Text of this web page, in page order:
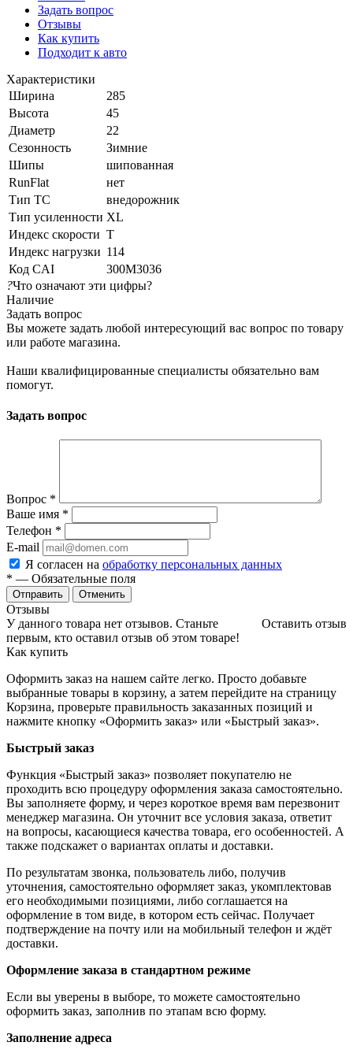
Задать вопрос
Отзывы
Как купить
Подходит к авто
Характеристики
Ширина
285
Высота
45
Диаметр
22
Сезонность
Зимние
Шипы
шипованная
RunFlat
нет
Тип ТС
внедорожник
Тип усиленности XL
Индекс скорости T
Индекс нагрузки 114
Код CAI
300M3036
?Что означают эти цифры?
Наличие
Задать вопрос
Вы можете задать любой интересующий вас вопрос по товару
или работе магазина.
Наши квалифицированные специалисты обязательно вам
помогут.
Задать вопрос
Вопрос *
Ваше имя *
Телефон *
E-mail
Я согласен на обработку персональных данных
* — Обязательные поля
Отменить
Отзывы
Оставить отзыв
У данного товара нет отзывов. Станьте
первым, кто оставил отзыв об этом товаре!
Как купить
Оформить заказ на нашем сайте легко. Просто добавьте
выбранные товары в корзину, а затем перейдите на страницу
Корзина, проверьте правильность заказанных позиций и
нажмите кнопку «Оформить заказ» или «Быстрый заказ».
Быстрый заказ
Функция «Быстрый заказ» позволяет покупателю не
проходить всю процедуру оформления заказа самостоятельно.
Вы заполняете форму, и через короткое время вам перезвонит
менеджер магазина. Он уточнит все условия заказа, ответит
на вопросы, касающиеся качества товара, его особенностей. А
также подскажет о вариантах оплаты и доставки.
По результатам звонка, пользователь либо, получив
уточнения, самостоятельно оформляет заказ, укомплектовав
его необходимыми позициями, либо соглашается на
оформление в том виде, в котором есть сейчас. Получает
подтверждение на почту или на мобильный телефон и ждёт
доставки.
Оформление заказа в стандартном режиме
Если вы уверены в выборе, то можете самостоятельно
оформить заказ, заполнив по этапам всю форму.
Заполнение адреса